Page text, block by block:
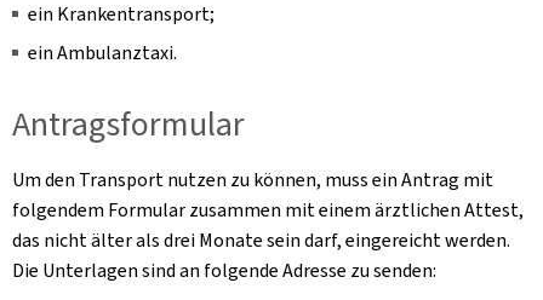
ein Krankentransport;
ein Ambulanztaxi.
Antragsformular
Um den Transport nutzen zu können, muss ein Antrag mit
folgendem Formular zusammen mit einem ärztlichen Attest,
das nicht älter als drei Monate sein darf, eingereicht werden.
Die Unterlagen sind an folgende Adresse zu senden: